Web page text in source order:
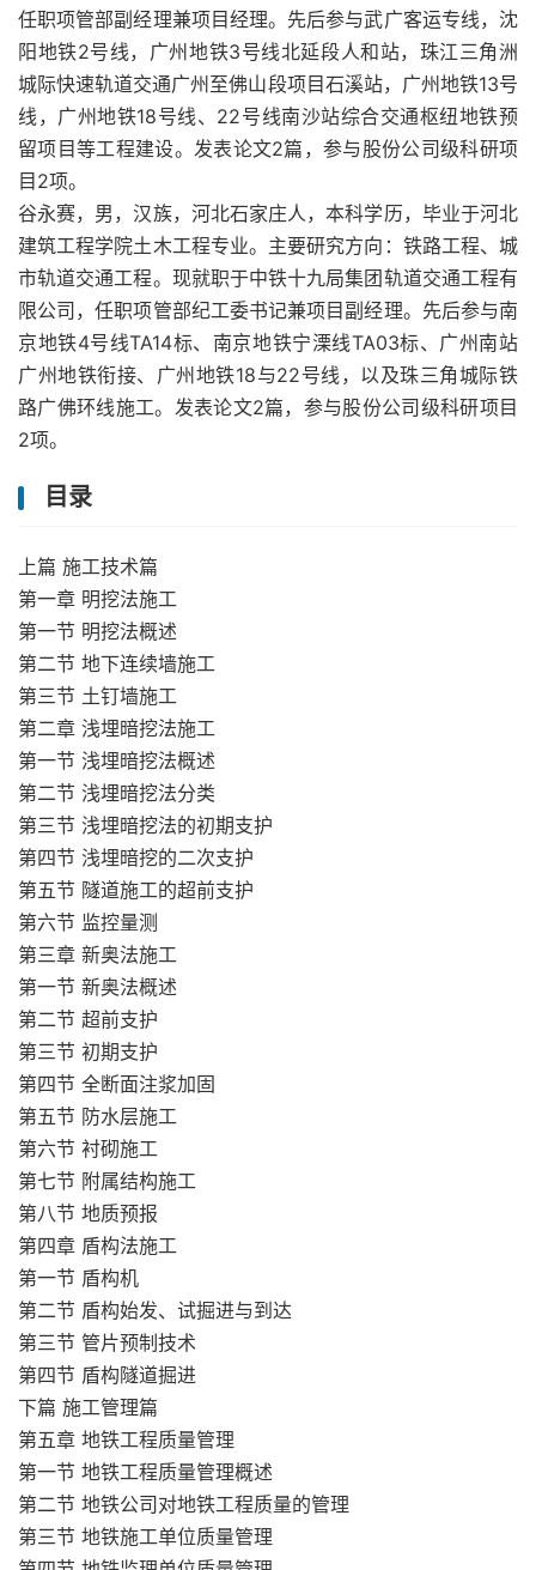
任职项管部副经理兼项目经理。先后参与武广客运专线，沈
阳地铁2号线，广州地铁3号线北延段人和站，珠江三角洲
城际快速轨道交通广州至佛山段项目石溪站，广州地铁13号
线，广州地铁18号线、22号线南沙站综合交通枢纽地铁预
留项目等工程建设。发表论文2篇，参与股份公司级科研项
目2项。
谷永赛，男，汉族，河北石家庄人，本科学历，毕业于河北
建筑工程学院土木工程专业。主要研究方向：铁路工程、城
市轨道交通工程。现就职于中铁十九局集团轨道交通工程有
限公司，任职项管部纪工委书记兼项目副经理。先后参与南
京地铁4号线TA14标、南京地铁宁溧线TA03标、广州南站
广州地铁衔接、广州地铁18与22号线，以及珠三角城际铁
路广佛环线施工。发表论文2篇，参与股份公司级科研项目
2项。
目录
上篇 施工技术篇
第一章 明挖法施工
第一节 明挖法概述
第二节 地下连续墙施工
第三节 土钉墙施工
第二章 浅埋暗挖法施工
第一节 浅埋暗挖法概述
第二节 浅埋暗挖法分类
第三节 浅埋暗挖法的初期支护
第四节 浅埋暗挖的二次支护
第五节 隧道施工的超前支护
第六节 监控量测
第三章 新奥法施工
第一节 新奥法概述
第二节 超前支护
第三节 初期支护
第四节 全断面注浆加固
第五节 防水层施工
第六节 衬砌施工
第七节 附属结构施工
第八节 地质预报
第四章 盾构法施工
第一节 盾构机
第二节 盾构始发、试掘进与到达
第三节 管片预制技术
第四节 盾构隧道掘进
下篇 施工管理篇
第五章 地铁工程质量管理
第一节 地铁工程质量管理概述
第二节 地铁公司对地铁工程质量的管理
第三节 地铁施工单位质量管理